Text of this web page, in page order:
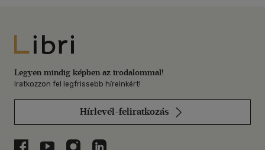
Libri
Legyen mindig képben az irodalommal!
Iratkozzon fel legfrissebb híreinkért!
Hírlevél-feliratkozás
Libri a Facebookon
Libri a Youtube-on
Libri az Instagramon
Libri a LinkedInen